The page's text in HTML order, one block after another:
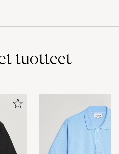
tuotteet